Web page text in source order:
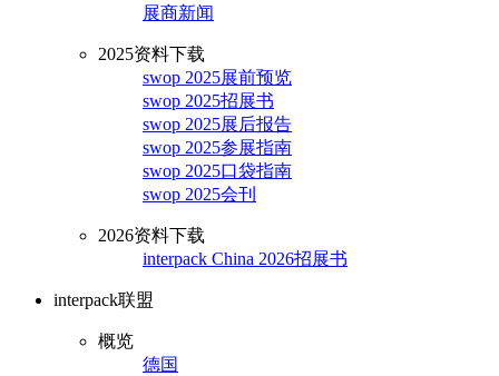
展商新闻
2025资料下载
swop 2025展前预览
swop 2025招展书
swop 2025展后报告
swop 2025参展指南
swop 2025口袋指南
swop 2025会刊
2026资料下载
interpack China 2026招展书
interpack联盟
概览
德国